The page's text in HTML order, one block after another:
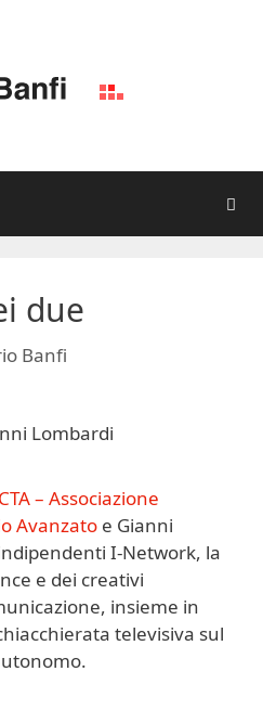
due
Banfi
– Associazione
Avanzato e Gianni
I-Network, la
e dei creativi
insieme in
televisiva sul